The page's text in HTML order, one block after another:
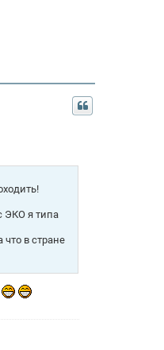
ЭКО я типа
что в стране